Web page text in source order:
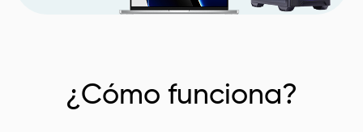
¿Cómo funciona?